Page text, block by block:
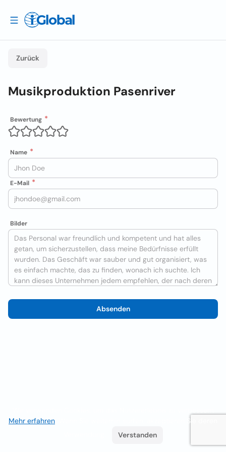
Zurück
Musikproduktion Pasenriver
Bewertung
Name
E-Mail
Bilder
Absenden
Mehr erfahren . Wenn Sie weiterhin surfen, akzeptieren Sie deren
Verstanden